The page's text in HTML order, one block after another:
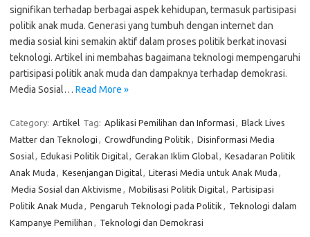
signifikan terhadap berbagai aspek kehidupan, termasuk partisipasi
politik anak muda. Generasi yang tumbuh dengan internet dan
media sosial kini semakin aktif dalam proses politik berkat inovasi
teknologi. Artikel ini membahas bagaimana teknologi mempengaruhi
partisipasi politik anak muda dan dampaknya terhadap demokrasi.
Media Sosial… Read More »
Category: Artikel Tag: Aplikasi Pemilihan dan Informasi , Black Lives
Matter dan Teknologi , Crowdfunding Politik , Disinformasi Media
Sosial, Edukasi Politik Digital, Gerakan Iklim Global, Kesadaran Politik
Anak Muda , Kesenjangan Digital, Literasi Media untuk Anak Muda ,
Media Sosial dan Aktivisme , Mobilisasi Politik Digital, Partisipasi
Politik Anak Muda , Pengaruh Teknologi pada Politik , Teknologi dalam
Kampanye Pemilihan , Teknologi dan Demokrasi